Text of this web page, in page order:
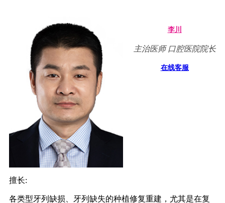
李川
主治医师 口腔医院院长
在线客服
擅长:
各类型牙列缺损、牙列缺失的种植修复重建，尤其是在复